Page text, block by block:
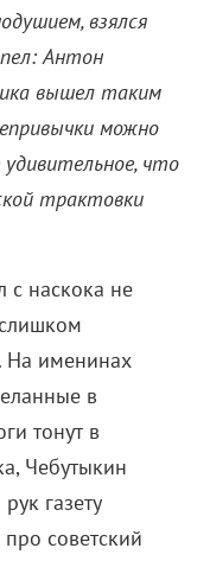
взялся
Антон
вышел таким
можно
что
трактовки
с наскока не
На именинах
в
тонут в
Чебутыкин
газету
советский